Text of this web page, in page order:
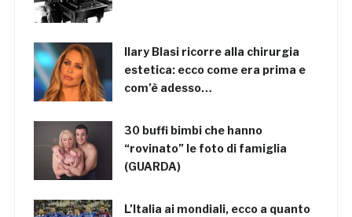
Ilary Blasi ricorre alla chirurgia
estetica: ecco come era prima e
com’è adesso…
30 buffi bimbi che hanno
“rovinato” le foto di famiglia
(GUARDA)
L’Italia ai mondiali, ecco a quanto